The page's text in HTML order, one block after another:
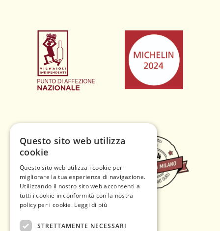
Questo sito web utilizza
cookie
Questo sito web utilizza i cookie per
migliorare la tua esperienza di navigazione.
Utilizzando il nostro sito web acconsenti a
tutti i cookie in conformità con la nostra
policy per i cookie. Leggi di più
STRETTAMENTE NECESSARI